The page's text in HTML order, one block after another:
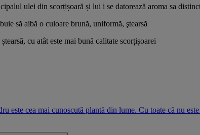
ulei din scorțișoară și lui i se datorează aroma sa
să aibă o culoare brună, uniformă, ştearsă
cu atât este mai bună calitate scorțișoarei
este cea mai cunoscută plantă din lume. Cu toate că nu